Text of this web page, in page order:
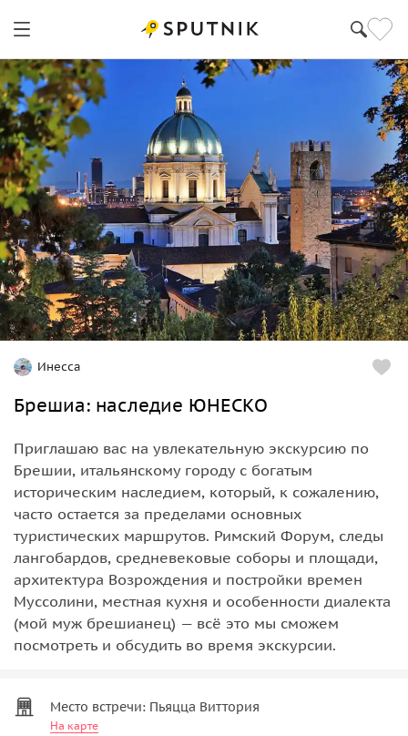
Инесса
Брешиа: наследие ЮНЕСКО
Приглашаю вас на увлекательную экскурсию по
Брешии, итальянскому городу с богатым
историческим наследием, который, к сожалению,
часто остается за пределами основных
туристических маршрутов. Римский Форум, следы
лангобардов, средневековые соборы и площади,
архитектура Возрождения и постройки времен
Муссолини, местная кухня и особенности диалекта
(мой муж брешианец) — всё это мы сможем
посмотреть и обсудить во время экскурсии.
Место встречи: Пьяцца Виттория
На карте